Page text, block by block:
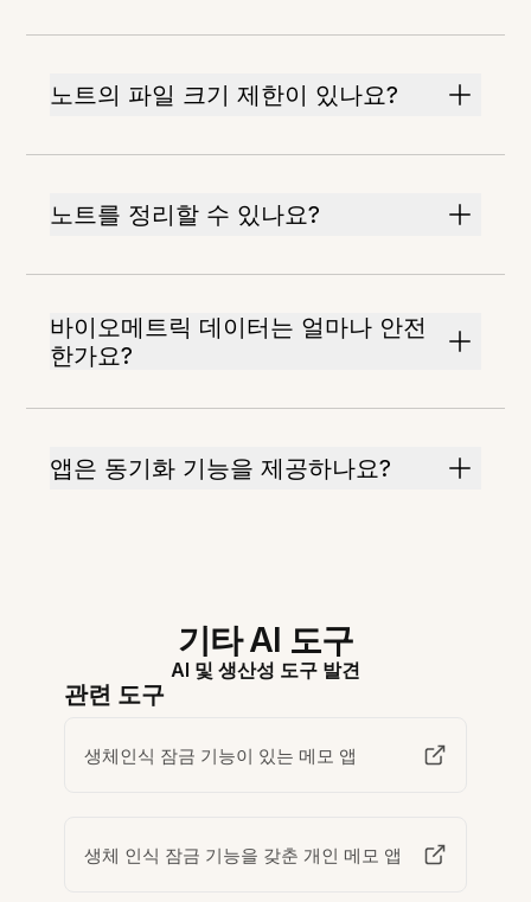
노트의 파일 크기 제한이 있나요?
노트를 정리할 수 있나요?
바이오메트릭 데이터는 얼마나 안전
한가요?
앱은 동기화 기능을 제공하나요?
기타 AI 도구
AI 및 생산성 도구 발견
관련 도구
생체인식 잠금 기능이 있는 메모 앱
생체 인식 잠금 기능을 갖춘 개인 메모 앱